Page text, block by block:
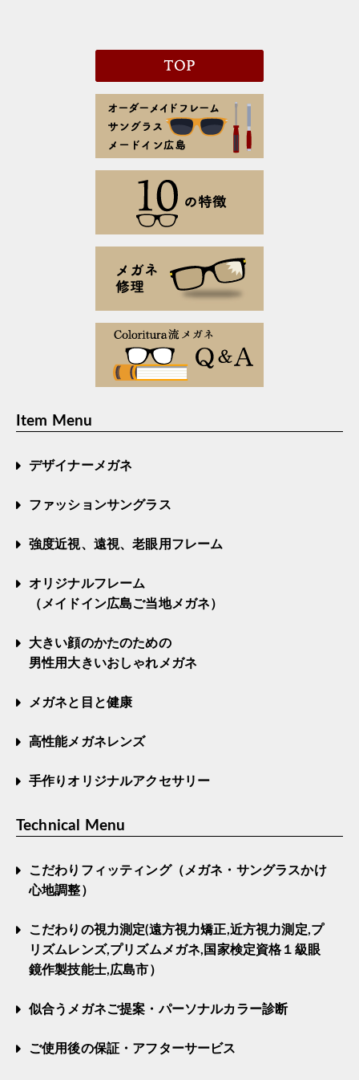
Item Menu
デザイナーメガネ
ファッションサングラス
強度近視、遠視、老眼用フレーム
オリジナルフレーム
（メイドイン広島ご当地メガネ）
大きい顔のかたのための
男性用大きいおしゃれメガネ
メガネと目と健康
高性能メガネレンズ
手作りオリジナルアクセサリー
Technical Menu
こだわりフィッティング（メガネ・サングラスかけ
心地調整）
こだわりの視力測定(遠方視力矯正,近方視力測定,プ
リズムレンズ,プリズムメガネ,国家検定資格１級眼
鏡作製技能士,広島市）
似合うメガネご提案・パーソナルカラー診断
ご使用後の保証・アフターサービス